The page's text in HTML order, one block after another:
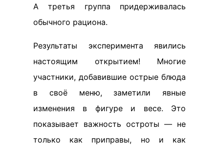
А третья группа придерживалась
обычного рациона.
Результаты эксперимента явились
настоящим открытием! Многие
участники, добавившие острые блюда
в своё меню, заметили явные
изменения в фигуре и весе. Это
показывает важность остроты — не
только как приправы, но и как